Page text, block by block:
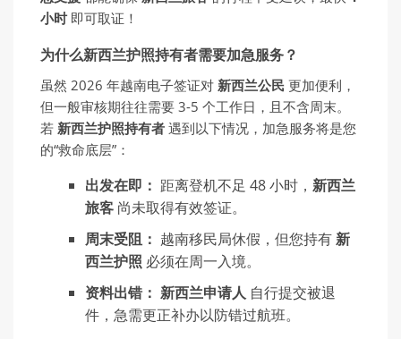
小时即可取证！
为什么新西兰护照持有者需要加急服务？
虽然 2026 年越南电子签证对新西兰公民更加便利，
但一般审核期往往需要 3-5 个工作日，且不含周末。
若新西兰护照持有者遇到以下情况，加急服务将是您
的“救命底层”：
出发在即： 距离登机不足 48 小时， 新西兰
旅客 尚未取得有效签证。
周末受阻： 越南移民局休假，但您持有新
西兰护照 必须在周一入境。
资料出错： 新西兰申请人 自行提交被退
件，急需更正补办以防错过航班。